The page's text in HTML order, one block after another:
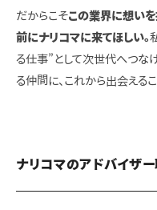
だからこそこの業界に想いを
前にナリコマに来てほしい。
る仕事”として次世代へつな
る仲間に、これから出会える
ナリコマのアドバイザ